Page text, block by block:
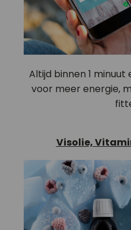
Altijd binnen 1
voor meer energie,
Visolie,